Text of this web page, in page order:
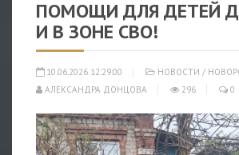
ПОМОЩИ ДЛЯ ДЕТЕЙ
И В ЗОНЕ СВО!
10.06.2026 12:29:00 НОВОСТИ /
АЛЕКСАНДРА ДОНЦОВА
296 0